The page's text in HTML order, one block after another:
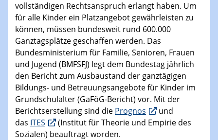
vollständigen Rechtsanspruch erlangt haben. Um
für alle Kinder ein Platzangebot gewährleisten zu
können, müssen bundesweit rund 600.000
Ganztagsplätze geschaffen werden. Das
Bundesministerium für Familie, Senioren, Frauen
und Jugend (BMFSFJ) legt dem Bundestag jährlich
den Bericht zum Ausbaustand der ganztägigen
Bildungs- und Betreuungsangebote für Kinder im
Grundschulalter (GaFöG-Bericht) vor. Mit der
Berichtserstellung sind die Prognos
und
das ITES
(Institut für Theorie und Empirie des
Sozialen) beauftragt worden.